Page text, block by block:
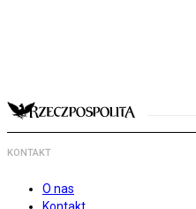
KONTAKT
O nas